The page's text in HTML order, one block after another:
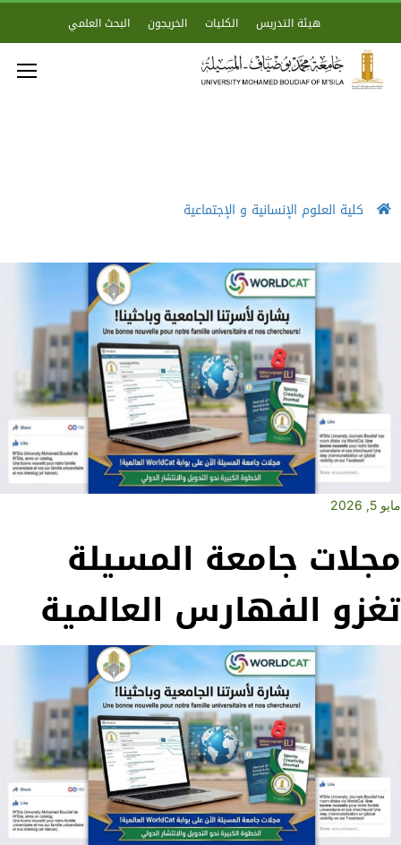
هيئة التدريس الكليات الخريجون البحث العلمي
كلية العلوم الإنسانية و الإجتماعية
مايو 5, 2026
مجلات جامعة المسيلة
تغزو الفهارس العالمية